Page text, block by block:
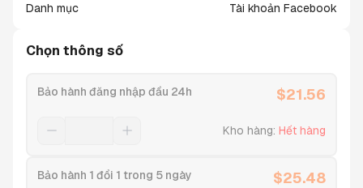
Danh mục Tài khoản Facebook
Chọn thông số
Bảo hành đăng nhập đầu 24h $21.56
Kho hàng: Hết hàng
Bảo hành 1 đổi 1 trong 5 ngày $25.48